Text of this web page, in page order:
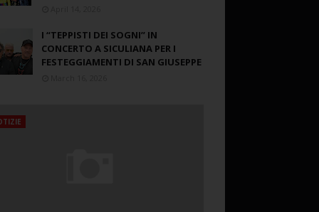
I “TEPPISTI DEI SOGNI” IN
CONCERTO A SICULIANA PER I
FESTEGGIAMENTI DI SAN GIUSEPPE